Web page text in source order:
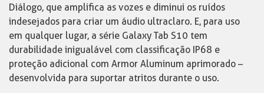
Diálogo, que amplifica as vozes e diminui os ruídos
indesejados para criar um áudio ultraclaro. E, para uso
em qualquer lugar, a série Galaxy Tab S10 tem
durabilidade inigualável com classificação IP68 e
proteção adicional com Armor Aluminum aprimorado –
desenvolvida para suportar atritos durante o uso.